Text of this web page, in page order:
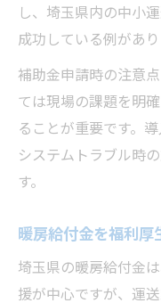
し、埼玉県内の中小
成功している例があり
補助金申請時の注意
ては現場の課題を明
ることが重要です。
システムトラブル時
す。
暖房給付金を福利
埼玉県の暖房給付金
援が中心ですが、運